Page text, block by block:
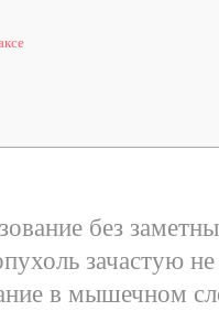
без
зачастую
в мышечном